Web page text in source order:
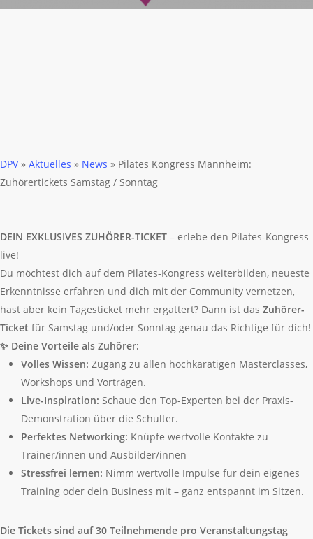
DPV» Aktuelles » News » Pilates Kongress Mannheim:
Zuhörertickets Samstag / Sonntag
DEIN EXKLUSIVES ZUHÖRER-TICKET– erlebe den Pilates-Kongress
live!
Du möchtest dich auf dem Pilates-Kongress weiterbilden, neueste
Erkenntnisse erfahren und dich mit der Community vernetzen,
hast aber kein Tagesticket mehr ergattert? Dann ist dasZuhörer-
Ticket für Samstag und/oder Sonntag genau das Richtige für dich!
✨ Deine Vorteile als Zuhörer:
Volles Wissen: Zugang zu allen hochkarätigen Masterclasses,
Workshops und Vorträgen.
Live-Inspiration: Schaue den Top-Experten bei der Praxis-
Demonstration über die Schulter.
Perfektes Networking: Knüpfe wertvolle Kontakte zu
Trainer/innen und Ausbilder/innen
Stressfrei lernen: Nimm wertvolle Impulse für dein eigenes
Training oder dein Business mit – ganz entspannt im Sitzen.
Die Tickets sind auf 30 Teilnehmende pro Veranstaltungstag